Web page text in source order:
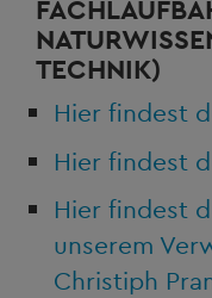
TECHNIK)
Hier findest
Hier findest
Hier findest
unserem
Christiph